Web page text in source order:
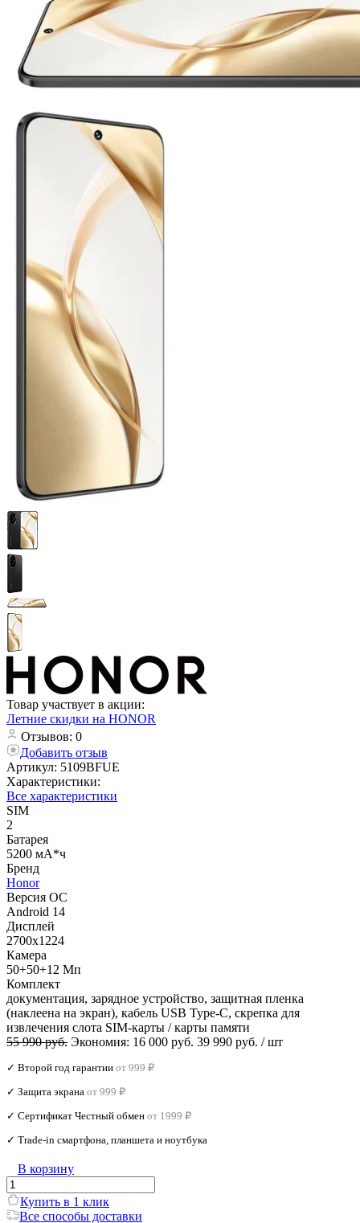
Товар участвует в акции:
Летние скидки на HONOR
Отзывов: 0
Добавить отзыв
Артикул: 5109BFUE
Характеристики:
Все характеристики
SIM
2
Батарея
5200 мА*ч
Бренд
Honor
Версия ОС
Android 14
Дисплей
2700x1224
Камера
50+50+12 Мп
Комплект
документация, зарядное устройство, защитная пленка
(наклеена на экран), кабель USB Type-C, скрепка для
извлечения слота SIM-карты / карты памяти
55 990 руб. Экономия: 16 000 руб. 39 990 руб. / шт
✓ Второй год гарантии от 999 ₽
✓ Защита экрана от 999 ₽
✓ Сертификат Честный обмен от 1999 ₽
✓ Trade‑in смартфона, планшета и ноутбука
В корзину
Купить в 1 клик
Все способы доставки